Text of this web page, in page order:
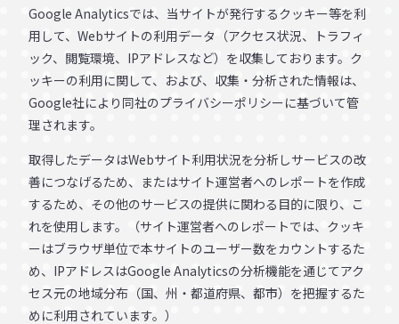
Google Analyticsでは、当サイトが発行するクッキー等を利
用して、Webサイトの利用データ（アクセス状況、トラフィ
ック、閲覧環境、IPアドレスなど）を収集しております。ク
ッキーの利用に関して、および、収集・分析された情報は、
Google社により同社のプライバシーポリシーに基づいて管
理されます。
取得したデータはWebサイト利用状況を分析しサービスの改
善につなげるため、またはサイト運営者へのレポートを作成
するため、その他のサービスの提供に関わる目的に限り、こ
れを使用します。（サイト運営者へのレポートでは、クッキ
ーはブラウザ単位で本サイトのユーザー数をカウントするた
め、IPアドレスはGoogle Analyticsの分析機能を通じてアク
セス元の地域分布（国、州・都道府県、都市）を把握するた
めに利用されています。）